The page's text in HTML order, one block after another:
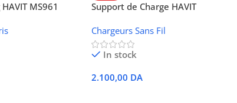
MS961
Support de Charge HAVIT
Chargeurs Sans Fil
In stock
2.100,00 DA